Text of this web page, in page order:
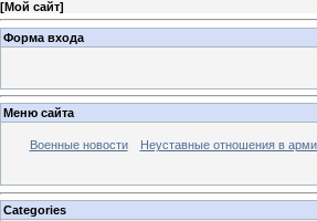
[Мой сайт]
Форма входа
Меню сайта
Военные новости Неуставные отношения в
Categories